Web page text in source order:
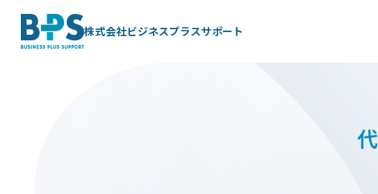
株式会社ビジネスプラスサポート